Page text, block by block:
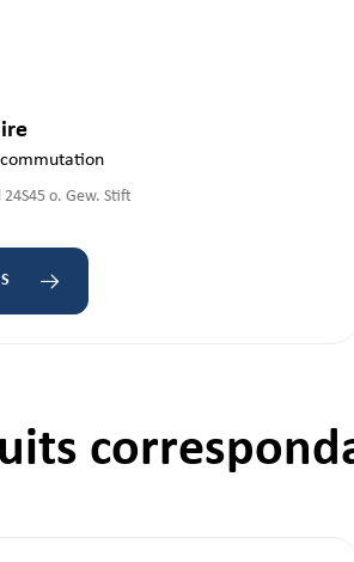
o. Gew. Stift
de produits